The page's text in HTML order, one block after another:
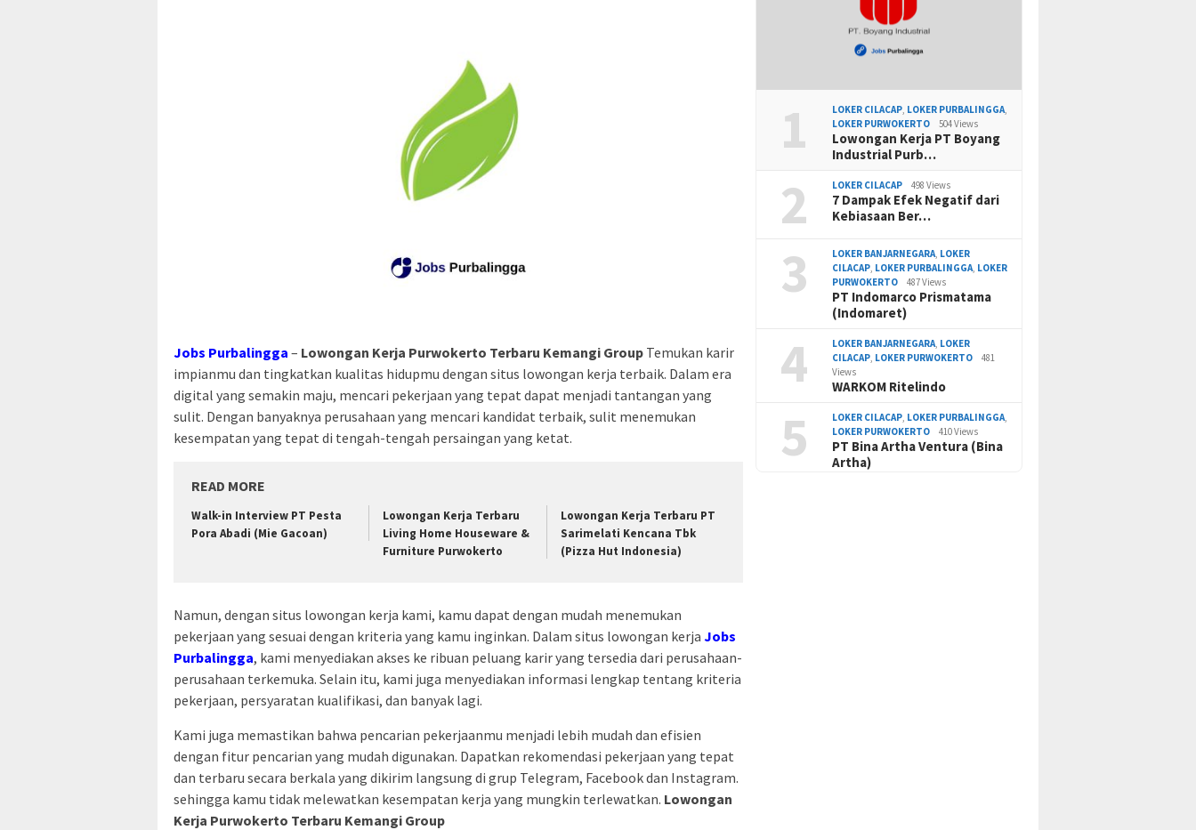
Jobs Purbalingga – Lowongan Kerja Purwokerto Terbaru Kemangi Group Temukan karir
impianmu dan tingkatkan kualitas hidupmu dengan situs lowongan kerja terbaik. Dalam era
digital yang semakin maju, mencari pekerjaan yang tepat dapat menjadi tantangan yang
sulit. Dengan banyaknya perusahaan yang mencari kandidat terbaik, sulit menemukan
kesempatan yang tepat di tengah-tengah persaingan yang ketat.
READ MORE
Walk-in Interview PT Pesta
Pora Abadi (Mie Gacoan)
Lowongan Kerja Terbaru
Living Home Houseware &
Furniture Purwokerto
Lowongan Kerja Terbaru PT
Sarimelati Kencana Tbk
(Pizza Hut Indonesia)
Namun, dengan situs lowongan kerja kami, kamu dapat dengan mudah menemukan
pekerjaan yang sesuai dengan kriteria yang kamu inginkan. Dalam situs lowongan kerja Jobs
Purbalingga, kami menyediakan akses ke ribuan peluang karir yang tersedia dari perusahaan-
perusahaan terkemuka. Selain itu, kami juga menyediakan informasi lengkap tentang kriteria
pekerjaan, persyaratan kualifikasi, dan banyak lagi.
Kami juga memastikan bahwa pencarian pekerjaanmu menjadi lebih mudah dan efisien
dengan fitur pencarian yang mudah digunakan. Dapatkan rekomendasi pekerjaan yang tepat
dan terbaru secara berkala yang dikirim langsung di grup Telegram, Facebook dan Instagram.
sehingga kamu tidak melewatkan kesempatan kerja yang mungkin terlewatkan. Lowongan
Kerja Purwokerto Terbaru Kemangi Group
1 LOKER CILACAP, LOKER PURBALINGGA,
LOKER PURWOKERTO
504 Views
Lowongan Kerja PT Boyang
Industrial Purb…
2 LOKER CILACAP 498 Views
7 Dampak Efek Negatif dari
Kebiasaan Ber…
3 LOKER BANJARNEGARA, LOKER
CILACAP, LOKER PURBALINGGA, LOKER
PURWOKERTO
487 Views
PT Indomarco Prismatama
(Indomaret)
4 LOKER BANJARNEGARA, LOKER
CILACAP, LOKER PURWOKERTO
481
Views
WARKOM Ritelindo
5 LOKER CILACAP, LOKER PURBALINGGA,
LOKER PURWOKERTO
410 Views
PT Bina Artha Ventura (Bina
Artha)